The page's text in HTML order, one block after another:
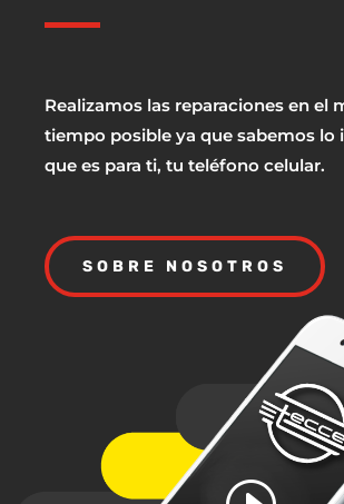
Realizamos las reparaciones en el
tiempo posible ya que sabemos lo
que es para ti, tu teléfono celular.
SOBRE NOSOTROS